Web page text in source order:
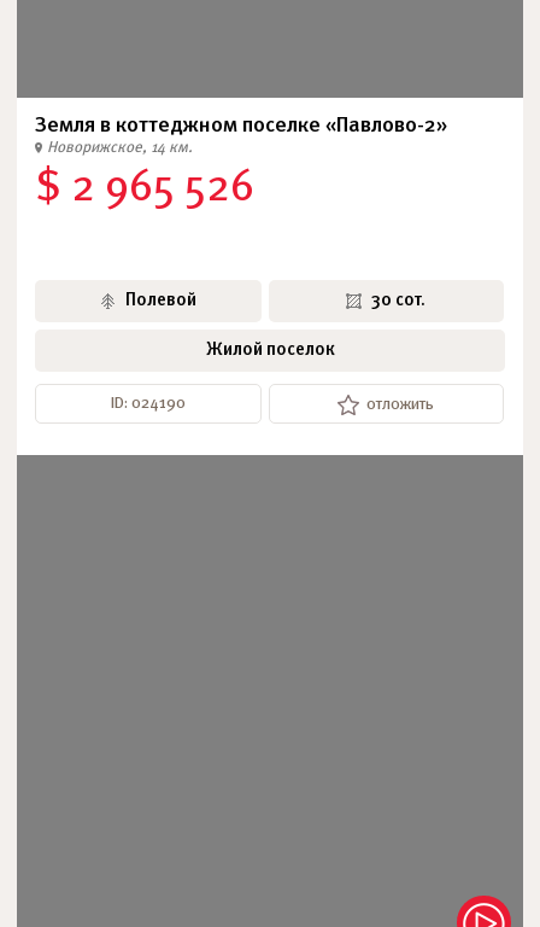
Земля в коттеджном поселке «Павлово-2»
Новорижское, 14 км.
$ 2 965 526
Полевой 30 сот.
Жилой поселок
ID: 024190 отложить